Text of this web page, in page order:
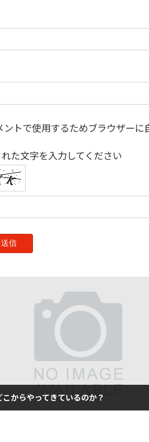
ントで使用するためブラウザー
た文字を入力してください
からやってきているのか？